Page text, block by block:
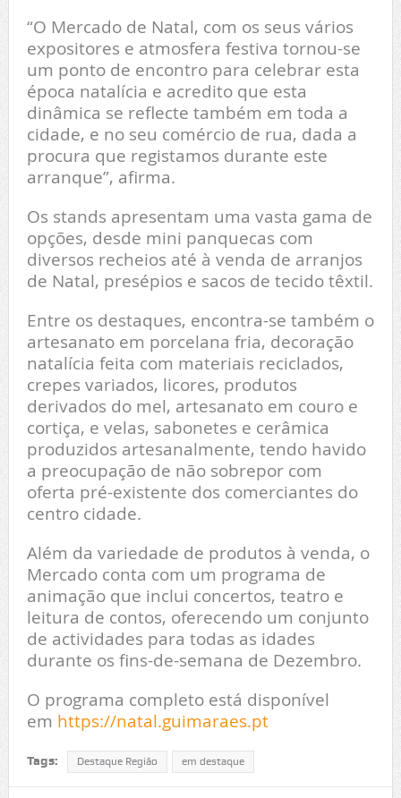
“O Mercado de Natal, com os seus vários
expositores e atmosfera festiva tornou-se
um ponto de encontro para celebrar esta
época natalícia e acredito que esta
dinâmica se reflecte também em toda a
cidade, e no seu comércio de rua, dada a
procura que registamos durante este
arranque”, afirma.
Os stands apresentam uma vasta gama de
opções, desde mini panquecas com
diversos recheios até à venda de arranjos
de Natal, presépios e sacos de tecido têxtil.
Entre os destaques, encontra-se também o
artesanato em porcelana fria, decoração
natalícia feita com materiais reciclados,
crepes variados, licores, produtos
derivados do mel, artesanato em couro e
cortiça, e velas, sabonetes e cerâmica
produzidos artesanalmente, tendo havido
a preocupação de não sobrepor com
oferta pré-existente dos comerciantes do
centro cidade.
Além da variedade de produtos à venda, o
Mercado conta com um programa de
animação que inclui concertos, teatro e
leitura de contos, oferecendo um conjunto
de actividades para todas as idades
durante os fins-de-semana de Dezembro.
O programa completo está disponível
em https://natal.guimaraes.pt
Tags: Destaque Região em destaque